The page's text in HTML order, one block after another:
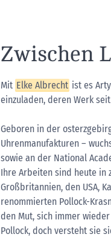
Zwischen
Mit Elke Albrecht ist es
einzuladen, deren Werk
Geboren in der
Uhrenmanufakturen –
sowie an der National
Ihre Arbeiten sind heute in
Großbritannien, den USA,
renommierten Pollock-
den Mut, sich immer
Pollock, doch versteht sie